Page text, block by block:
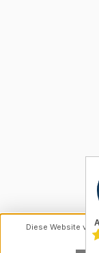
Diese Website